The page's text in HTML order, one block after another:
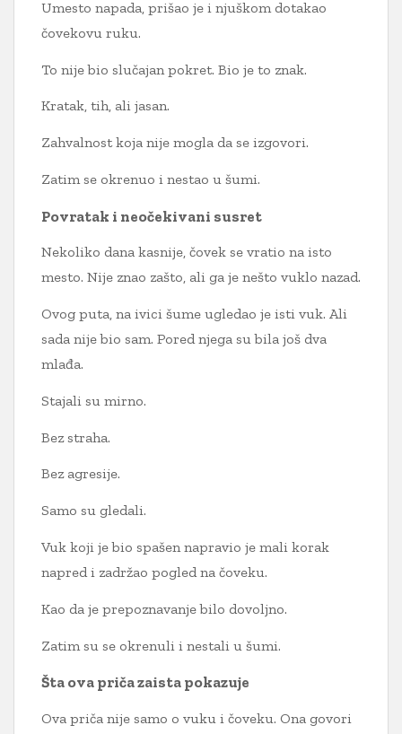
Umesto napada, prišao je i njuškom dotakao
čovekovu ruku.
To nije bio slučajan pokret. Bio je to znak.
Kratak, tih, ali jasan.
Zahvalnost koja nije mogla da se izgovori.
Zatim se okrenuo i nestao u šumi.
Povratak i neočekivani susret
Nekoliko dana kasnije, čovek se vratio na isto
mesto. Nije znao zašto, ali ga je nešto vuklo nazad.
Ovog puta, na ivici šume ugledao je isti vuk. Ali
sada nije bio sam. Pored njega su bila još dva
mlađa.
Stajali su mirno.
Bez straha.
Bez agresije.
Samo su gledali.
Vuk koji je bio spašen napravio je mali korak
napred i zadržao pogled na čoveku.
Kao da je prepoznavanje bilo dovoljno.
Zatim su se okrenuli i nestali u šumi.
Šta ova priča zaista pokazuje
Ova priča nije samo o vuku i čoveku. Ona govori